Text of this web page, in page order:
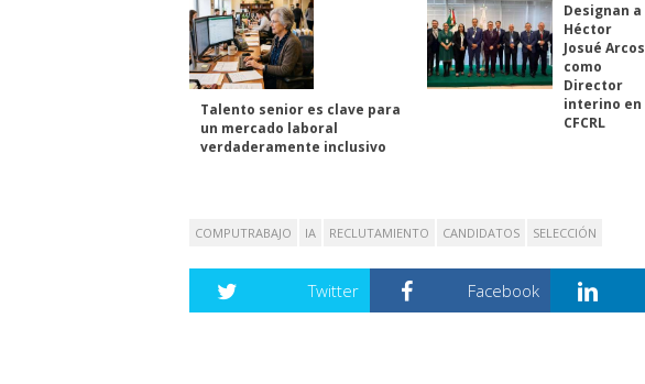
Talento senior es clave para
un mercado laboral
verdaderamente inclusivo
Designan a
Héctor
Josué Arcos
como
Director
interino en
CFCRL
COMPUTRABAJO IA RECLUTAMIENTO CANDIDATOS SELECCIÓN
Twitter Facebook